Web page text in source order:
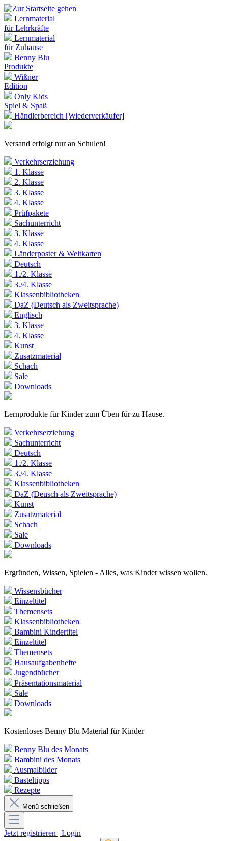
Lernmaterial
für Lehrkräfte
Lernmaterial
für Zuhause
Benny Blu
Produkte
Wißner
Edition
Only Kids
Spiel & Spaß
Händlerbereich [Wiederverkäufer]
Versand erfolgt nur an Schulen!
Verkehrserziehung
1. Klasse
2. Klasse
3. Klasse
4. Klasse
Prüfpakete
Sachunterricht
3. Klasse
4. Klasse
Länderposter & Weltkarten
Deutsch
1./2. Klasse
3./4. Klasse
Klassenbibliotheken
DaZ (Deutsch als Zweitsprache)
Englisch
3. Klasse
4. Klasse
Kunst
Zusatzmaterial
Schach
Sale
Downloads
Lernprodukte für Kinder zum Üben für zu Hause.
Verkehrserziehung
Sachunterricht
Deutsch
1./2. Klasse
3./4. Klasse
Klassenbibliotheken
DaZ (Deusch als Zweitsprache)
Kunst
Zusatzmaterial
Schach
Sale
Downloads
Ergründen, Wissen, Spielen - Alles, was Kinder wissen wollen.
Wissensbücher
Einzeltitel
Themensets
Klassenbibliotheken
Bambini Kindertitel
Einzeltitel
Themensets
Hausaufgabenhefte
Jugendbücher
Präsentationsmaterial
Sale
Downloads
Kostenloses Benny Blu Material für Kinder
Benny Blu des Monats
Bambini des Monats
Ausmalbilder
Basteltipps
Rezepte
Menü schließen
Jetzt registrieren | Login